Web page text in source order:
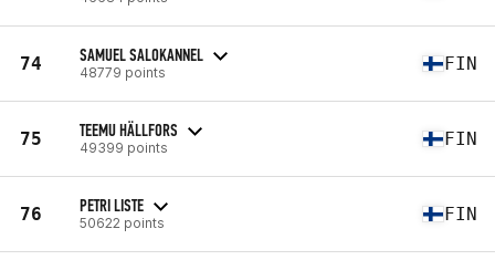
74 SAMUEL SALOKANNEL
48779 points FIN
75 TEEMU HÄLLFORS
49399 points FIN
76 PETRI LISTE
50622 points FIN